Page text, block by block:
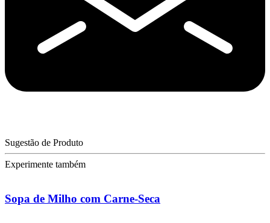
Sugestão de Produto
Experimente também
Sopa de Milho com Carne-Seca